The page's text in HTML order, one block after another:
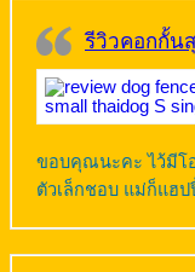
รีวิวคอกกั้น
ขอบคุณนะคะ ไว้มีโ
ตัวเล็กชอบ แม่ก็แฮป